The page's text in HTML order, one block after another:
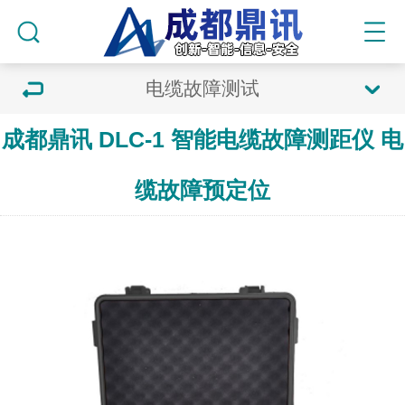
电缆故障测试
成都鼎讯 DLC-1 智能电缆故障测距仪 电
缆故障预定位